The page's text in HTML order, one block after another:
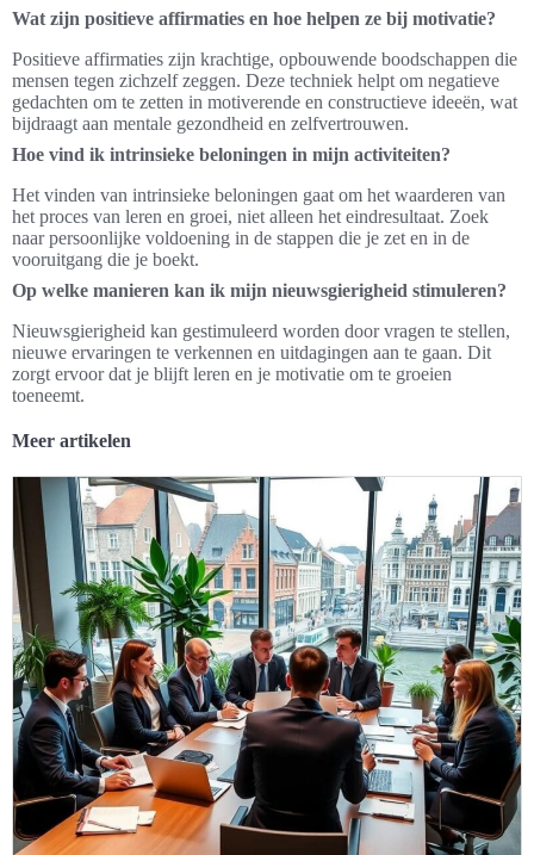
Wat zijn positieve affirmaties en hoe helpen ze bij motivatie?
Positieve affirmaties zijn krachtige, opbouwende boodschappen die
mensen tegen zichzelf zeggen. Deze techniek helpt om negatieve
gedachten om te zetten in motiverende en constructieve ideeën, wat
bijdraagt aan mentale gezondheid en zelfvertrouwen.
Hoe vind ik intrinsieke beloningen in mijn activiteiten?
Het vinden van intrinsieke beloningen gaat om het waarderen van
het proces van leren en groei, niet alleen het eindresultaat. Zoek
naar persoonlijke voldoening in de stappen die je zet en in de
vooruitgang die je boekt.
Op welke manieren kan ik mijn nieuwsgierigheid stimuleren?
Nieuwsgierigheid kan gestimuleerd worden door vragen te stellen,
nieuwe ervaringen te verkennen en uitdagingen aan te gaan. Dit
zorgt ervoor dat je blijft leren en je motivatie om te groeien
toeneemt.
Meer artikelen